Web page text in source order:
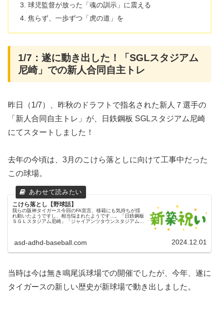
​球児監督が放った「魂の訓示」に震える
​焦らず、一歩ずつ「虎の道」を
1/7：遂に動き出した！「SGLスタジアム
尼崎」での新人合同自主トレ
​昨日（1/7）、昨秋のドラフトで指名された新人７選手の
「新人合同自主トレ」が、日鉄鋼板 SGLスタジアム尼崎
にてスタートしました！
​去年の今頃は、3月のこけら落としに向けて工事中だった
この球場。
こけら落とし【野球話】
我らの阪神タイガース今回のFA宣言、移籍にも気持ちが揺
れ動いたようですし、相当悩まれたようです…。「日鉄鋼板
ＳＧＬスタジアム尼崎」「ジャイアンツタウンスタジアム」
asd-adhd-baseball.com 2024.12.01
当時は今は無き鳴尾浜球場での開催でしたが、今年、遂に
タイガースの新しい歴史が新球場で動き出しました。